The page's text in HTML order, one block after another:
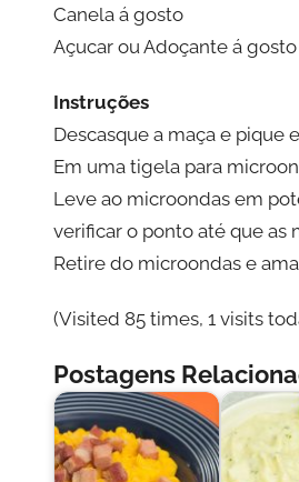
Canela á gosto
Açucar ou Adoçante á gosto
Instruções
Descasque a maça e pique
Em uma tigela para
Leve ao microondas em
verificar o ponto até que as
Retire do microondas e
(Visited 85 times, 1 visits
Postagens